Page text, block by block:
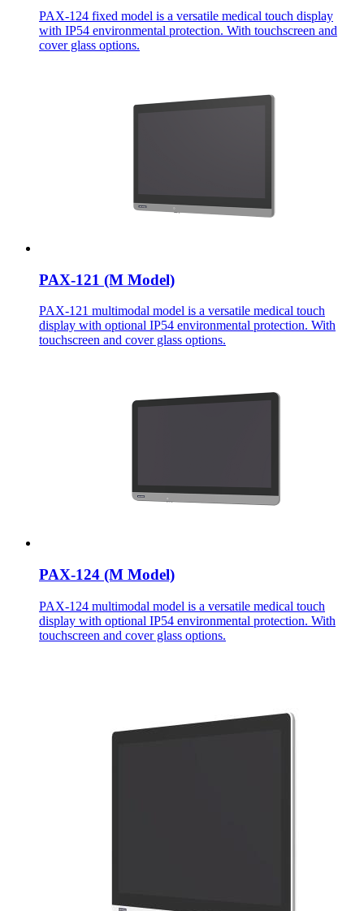
PAX-124 fixed model is a versatile medical touch display
with IP54 environmental protection. With touchscreen and
cover glass options.
PAX-121 (M Model)
PAX-121 multimodal model is a versatile medical touch
display with optional IP54 environmental protection. With
touchscreen and cover glass options.
PAX-124 (M Model)
PAX-124 multimodal model is a versatile medical touch
display with optional IP54 environmental protection. With
touchscreen and cover glass options.